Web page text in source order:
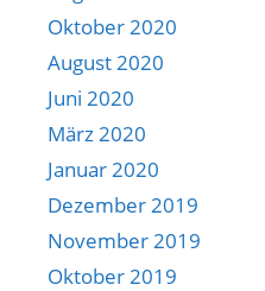
Oktober 2020
August 2020
Juni 2020
März 2020
Januar 2020
Dezember 2019
November 2019
Oktober 2019